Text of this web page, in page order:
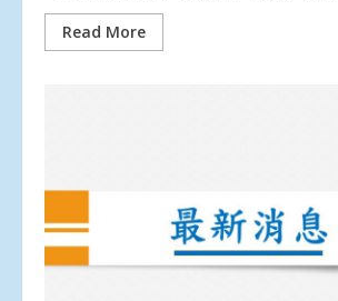
Read More